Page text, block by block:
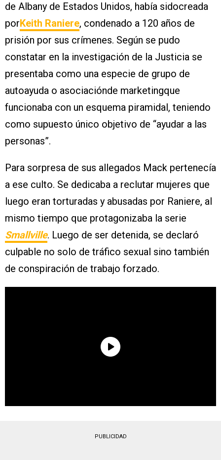
de Albany de Estados Unidos, había sidocreada
porKeith Raniere, condenado a 120 años de
prisión por sus crímenes. Según se pudo
constatar en la investigación de la Justicia se
presentaba como una especie de grupo de
autoayuda o asociaciónde marketingque
funcionaba con un esquema piramidal, teniendo
como supuesto único objetivo de “ayudar a las
personas”.
Para sorpresa de sus allegados Mack pertenecía
a ese culto. Se dedicaba a reclutar mujeres que
luego eran torturadas y abusadas por Raniere, al
mismo tiempo que protagonizaba la serie
Smallville. Luego de ser detenida, se declaró
culpable no solo de tráfico sexual sino también
de conspiración de trabajo forzado.
PUBLICIDAD